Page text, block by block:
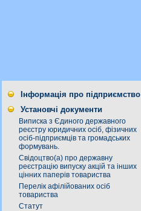
Інформація про підприємство
Установчі документи
Виписка з Єдиного державного
реєстру юридичних осіб, фізичних
осіб-підприємців та громадських
формувань.
Свідоцтво(а) про державну
реєстрацію випуску акцій та інших
цінних паперів товариства
Перелік афілійованих осіб
товариства
Статут